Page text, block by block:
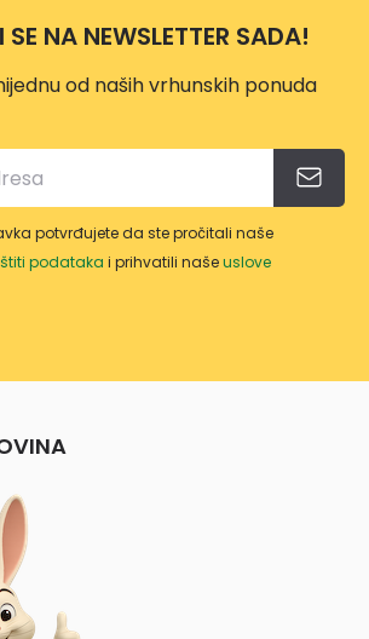
SE NA NEWSLETTER SADA!
od naših vrhunskih ponuda
potvrđujete da ste pročitali naše
podataka i prihvatili našeuslove